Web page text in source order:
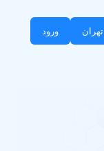
تهران ورود